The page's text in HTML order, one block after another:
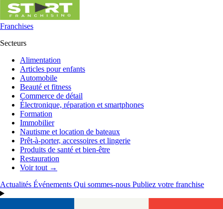
Franchises
Secteurs
Alimentation
Articles pour enfants
Automobile
Beauté et fitness
Commerce de détail
Électronique, réparation et smartphones
Formation
Immobilier
Nautisme et location de bateaux
Prêt-à-porter, accessoires et lingerie
Produits de santé et bien-être
Restauration
Voir tout →
Actualités Événements Qui sommes-nous Publiez votre franchise